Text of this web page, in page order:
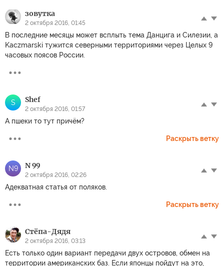
зовутка
2 октября 2016, 01:45
В последние месяцы может всплыть тема Данцига и Силезии, а
Kaczmarski тужится северными территориями через Целых 9
часовых поясов России.
S Shef
2 октября 2016, 01:57
А пшеки то тут причём?
Раскрыть ветку
N9 N 99
2 октября 2016, 02:26
Адекватная статья от поляков.
Раскрыть ветку
Стёпа-Дядя
2 октября 2016, 03:13
Есть только один вариант передачи двух островов, обмен на
территории американских баз. Если японцы пойдут на это,